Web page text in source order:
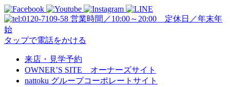
営業時間／10:00～20:00 定休日／年末年
始
タップで電話をかける
来店・見学予約
OWNER’S SITE オーナーズサイト
nattoku グループコーポレートサイト